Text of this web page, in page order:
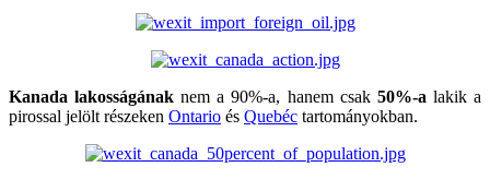
Kanada lakosságának nem a 90%-a, hanem csak 50%-a lakik a
pirossal jelölt részeken Ontario és Quebéc tartományokban.